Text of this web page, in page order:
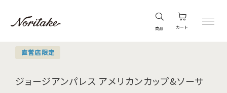
商品 カート
直営店限定
ジョージアンパレス アメリカンカップ&ソーサ